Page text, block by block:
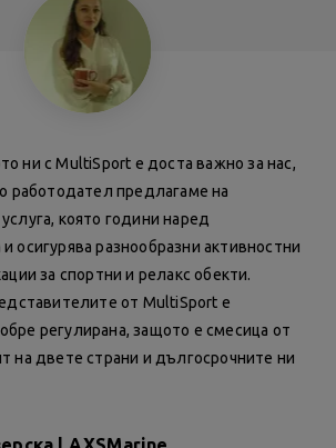
ни с MultiSport е доста важно за нас,
работодател предлагаме на
която години наред
осигурява разнообразни активностни
за спортни и релакс обекти.
от MultiSport е
регулирана, защото е смесица от
на двете страни и дългосрочните ни